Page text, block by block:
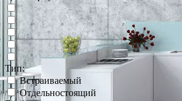
Тип:
Встраиваемый
Отдельностоящий